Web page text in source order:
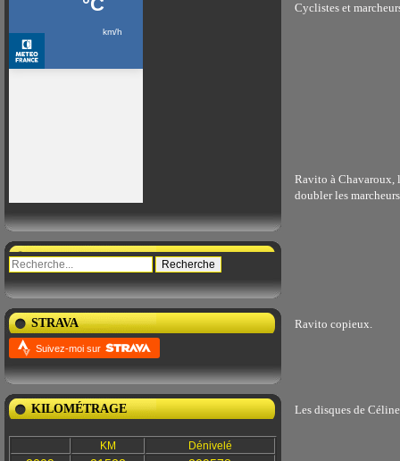
STRAVA
Suivez-moi sur
KILOMÉTRAGE
KM Dénivelé
Cyclistes et
Ravito à Chavaroux,
doubler les
Ravito copieux.
Les disques de